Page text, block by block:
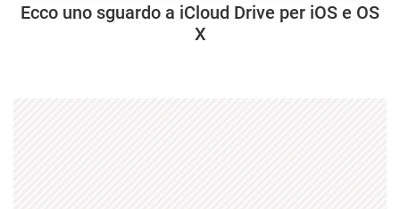
Ecco uno sguardo a iCloud Drive per iOS e OS
X